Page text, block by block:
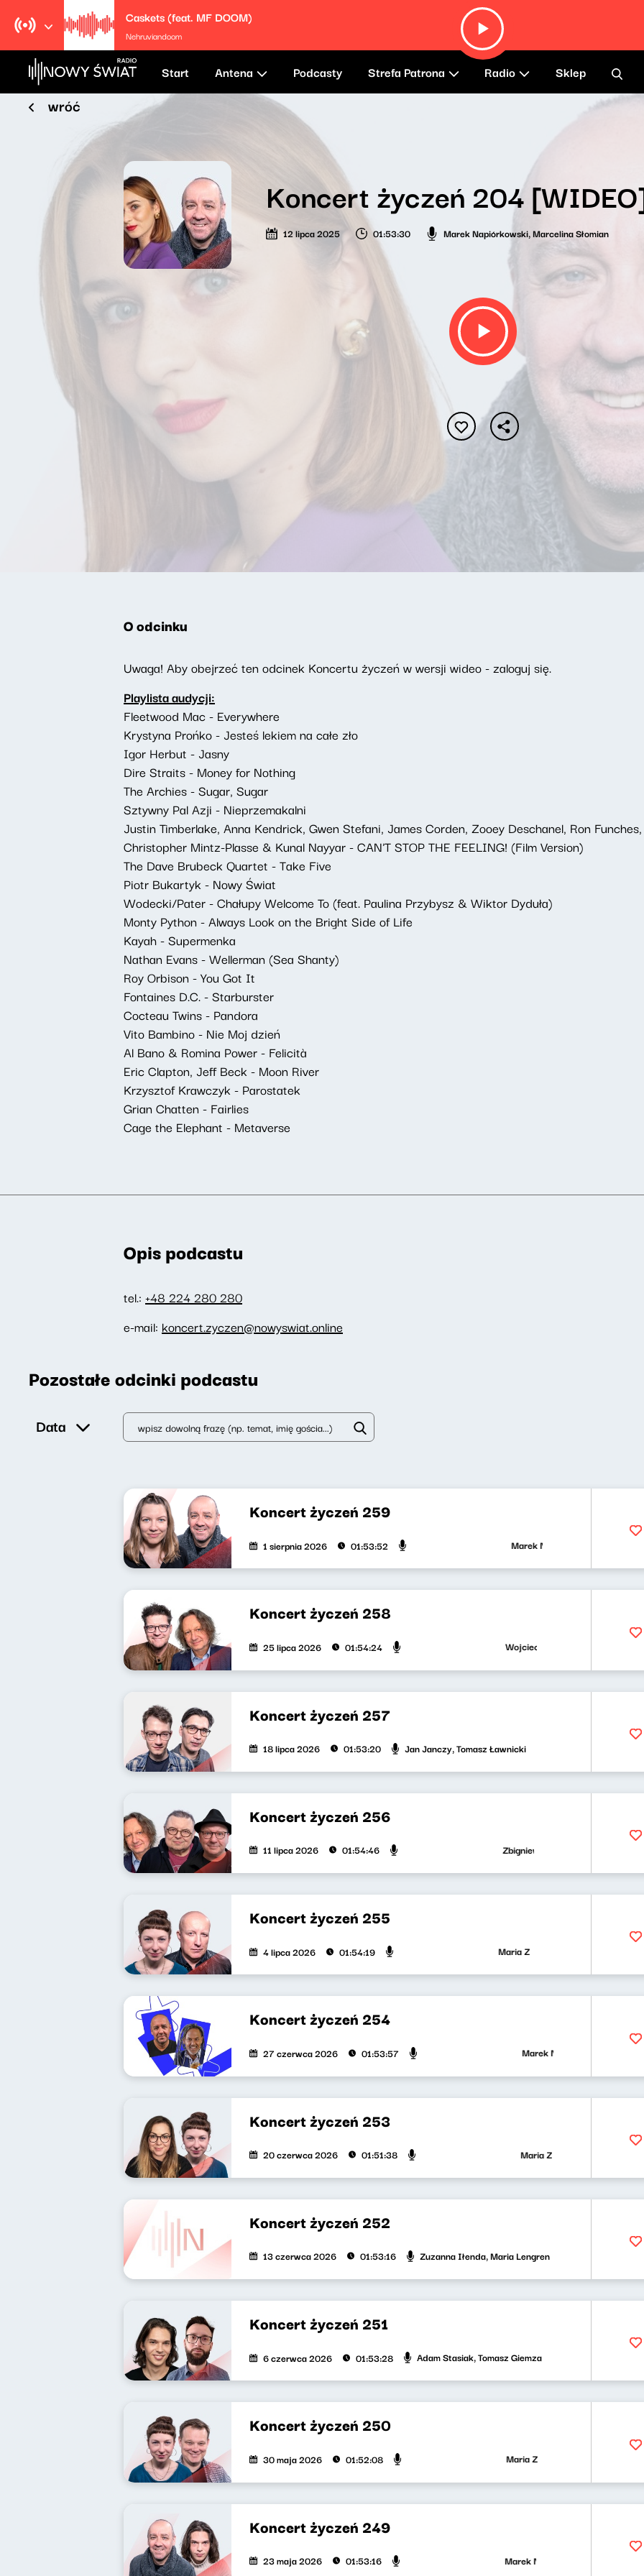
Caskets (feat. MF DOOM)
Nehruviandoom
Start Antena Podcasty Strefa Patrona Radio Sklep
wróć
Koncert życzeń 204
12 lipca 2025 01:53:30 Marek Napiórkowski,Marcelina Słomian
O odcinku
Uwaga! Aby obejrzeć ten odcinek Koncertu życzeń w wersji wideo - zaloguj się.
Playlista audycji:
Fleetwood Mac - Everywhere
Krystyna Prońko - Jesteś lekiem na całe zło
Igor Herbut - Jasny
Dire Straits - Money for Nothing
The Archies - Sugar, Sugar
Sztywny Pal Azji - Nieprzemakalni
Justin Timberlake, Anna Kendrick, Gwen Stefani, James Corden, Zooey Deschanel, Ron
Christopher Mintz-Plasse & Kunal Nayyar - CAN'T STOP THE FEELING! (Film Version)
The Dave Brubeck Quartet - Take Five
Piotr Bukartyk - Nowy Świat
Wodecki/Pater - Chałupy Welcome To (feat. Paulina Przybysz & Wiktor Dyduła)
Monty Python - Always Look on the Bright Side of Life
Kayah - Supermenka
Nathan Evans - Wellerman (Sea Shanty)
Roy Orbison - You Got It
Fontaines D.C. - Starburster
Cocteau Twins - Pandora
Vito Bambino - Nie Moj dzień
Al Bano & Romina Power - Felicità
Eric Clapton, Jeff Beck - Moon River
Krzysztof Krawczyk - Parostatek
Grian Chatten - Fairlies
Cage the Elephant - Metaverse
Opis podcastu
tel.: +48 224 280 280
e-mail: koncert.zyczen@nowyswiat.online
Pozostałe odcinki podcastu
Data
Koncert życzeń 259
1 sierpnia 2026 01:53:52 Marek Napiórkowski, Adriana
Koncert życzeń 258
25 lipca 2026 01:54:24 Wojciech Malajkat, Ryszard Koziołek
Koncert życzeń 257
18 lipca 2026 01:53:20 Jan Janczy, Tomasz Ławnicki
Koncert życzeń 256
11 lipca 2026 01:54:46 Zbigniew Zamachowski, Wojciech
Koncert życzeń 255
4 lipca 2026 01:54:19 Maria Zamachowska, Piotr Bukartyk
Koncert życzeń 254
27 czerwca 2026 01:53:57 Marek Napiórkowski, Jose Torres
Koncert życzeń 253
20 czerwca 2026 01:51:38 Maria Zamachowska, Olga
Koncert życzeń 252
13 czerwca 2026 01:53:16 Zuzanna Iłenda, Maria Lengren
Koncert życzeń 251
6 czerwca 2026 01:53:28 Adam Stasiak, Tomasz Giemza
Koncert życzeń 250
30 maja 2026 01:52:08 Maria Zamachowska, Jakub Jędras
Koncert życzeń 249
23 maja 2026 01:53:16 Marek Napiórkowski, Adam Stasiak